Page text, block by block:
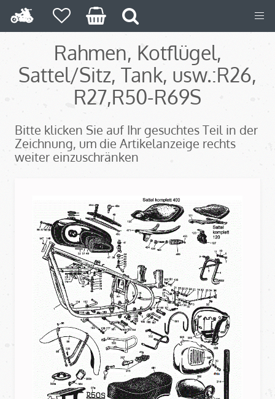
Rahmen, Kotflügel,
Sattel/Sitz, Tank, usw.:R26,
R27,R50-R69S
Bitte klicken Sie auf Ihr gesuchtes Teil in der
Zeichnung, um die Artikelanzeige rechts
weiter einzuschränken